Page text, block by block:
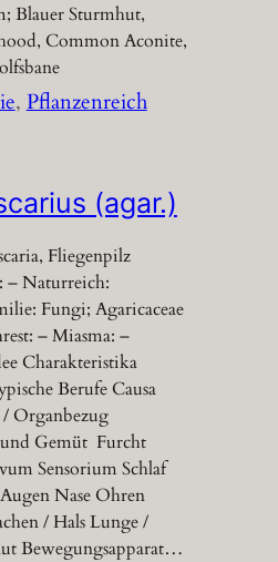
Blauer Sturmhut,
Common Aconite,
, Pflanzenreich
(agar.)
Fliegenpilz
– Naturreich:
Fungi; Agaricaceae
– Miasma: –
Charakteristika
Berufe Causa
Organbezug
Gemüt Furcht
Sensorium Schlaf
Nase Ohren
/ Hals Lunge /
Bewegungsapparat…